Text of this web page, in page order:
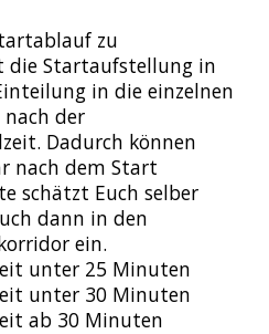
zu
die Startaufstellung in
in die einzelnen
der
Dadurch können
nach dem Start
schätzt Euch selber
dann in den
ein.
unter 25 Minuten
unter 30 Minuten
ab 30 Minuten